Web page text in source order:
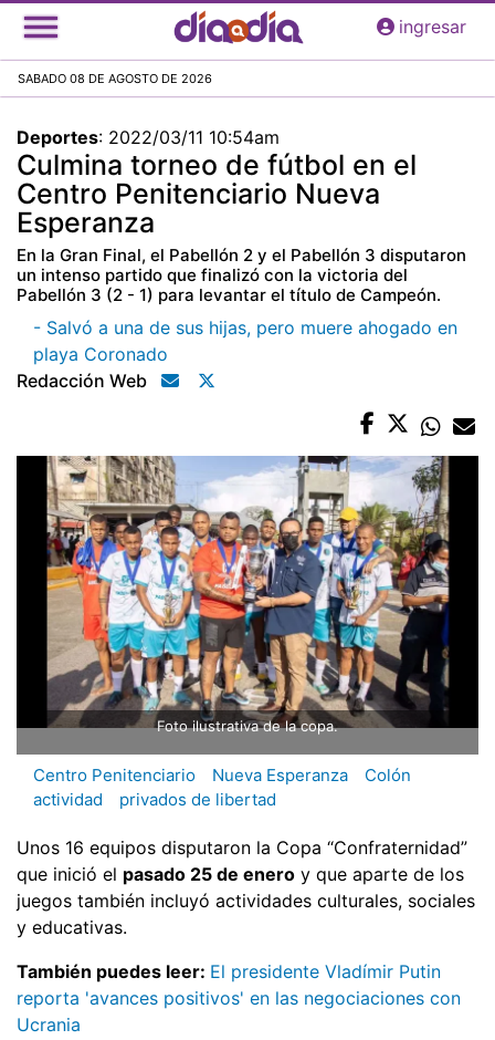
Pasar
al
principal
ingresar
SABADO 08 DE AGOSTO DE 2026
Deportes: 2022/03/11 10:54am
Culmina torneo de fútbol en el
Centro Penitenciario Nueva
Esperanza
En la Gran Final, el Pabellón 2 y el Pabellón 3 disputaron
un intenso partido que finalizó con la victoria del
Pabellón 3 (2 - 1) para levantar el título de Campeón.
- Salvó a una de sus hijas, pero muere ahogado en
playa Coronado
Redacción Web
Foto ilustrativa de la copa.
Centro Penitenciario Nueva Esperanza
Colón
actividad
privados de libertad
Unos 16 equipos disputaron la Copa “Confraternidad”
que inició el pasado 25 de enero y que aparte de los
juegos también incluyó actividades culturales, sociales
y educativas.
También puedes leer: El presidente Vladímir Putin
reporta 'avances positivos' en las negociaciones con
Ucrania